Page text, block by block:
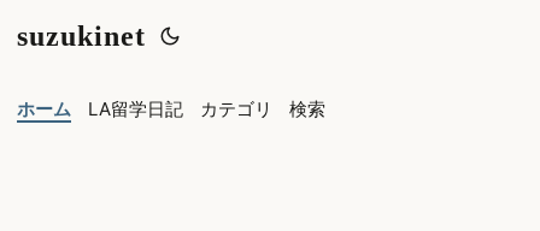
suzukinet
ホーム LA留学日記 カテゴリ 検索